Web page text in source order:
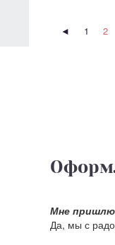
◄ 1 2
Мне
Да, мы с